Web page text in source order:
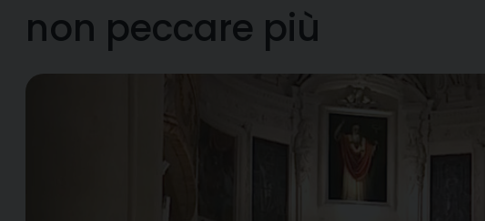
non peccare più